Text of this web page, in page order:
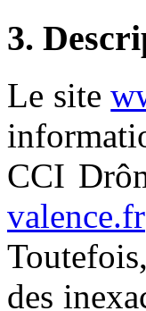
3.
Le site
CCI
valence.fr
des